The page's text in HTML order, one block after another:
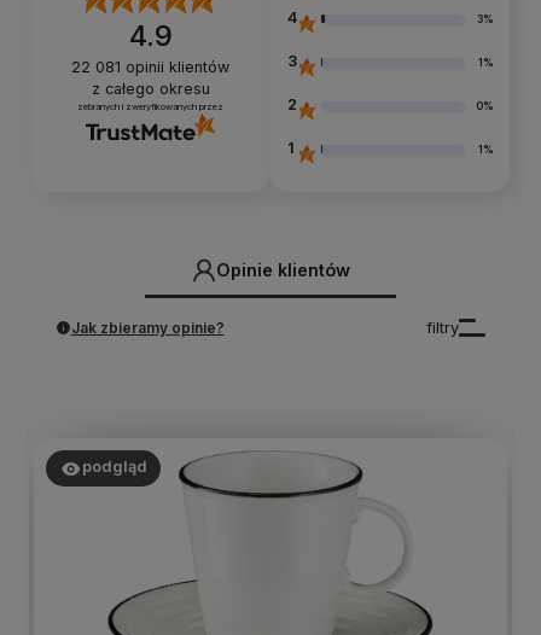
4.9
22 081 opinii klientów
z całego okresu
zebranych i zweryfikowanych przez
4 3%
3 1%
2 0%
1 1%
Opinie klientów
filtry
Jak zbieramy opinie?
podgląd